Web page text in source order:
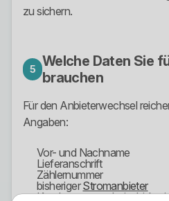
zu sichern.
5 Welche Daten Sie
brauchen
Für den Anbieterwechsel
Angaben:
Vor- und Nachname
Lieferanschrift
Zählernummer
bisherigerStromanbieter
Kundennummer beim